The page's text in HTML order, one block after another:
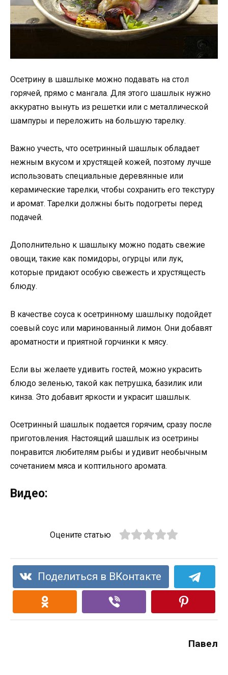
Осетрину в шашлыке можно подавать на стол
горячей, прямо с мангала. Для этого шашлык нужно
аккуратно вынуть из решетки или с металлической
шампуры и переложить на большую тарелку.
Важно учесть, что осетринный шашлык обладает
нежным вкусом и хрустящей кожей, поэтому лучше
использовать специальные деревянные или
керамические тарелки, чтобы сохранить его текстуру
и аромат. Тарелки должны быть подогреты перед
подачей.
Дополнительно к шашлыку можно подать свежие
овощи, такие как помидоры, огурцы или лук,
которые придают особую свежесть и хрустящесть
блюду.
В качестве соуса к осетринному шашлыку подойдет
соевый соус или маринованный лимон. Они добавят
ароматности и приятной горчинки к мясу.
Если вы желаете удивить гостей, можно украсить
блюдо зеленью, такой как петрушка, базилик или
кинза. Это добавит яркости и украсит шашлык.
Осетринный шашлык подается горячим, сразу после
приготовления. Настоящий шашлык из осетрины
понравится любителям рыбы и удивит необычным
сочетанием мяса и коптильного аромата.
Видео:
Оцените статью
Поделиться в ВКонтакте
Павел